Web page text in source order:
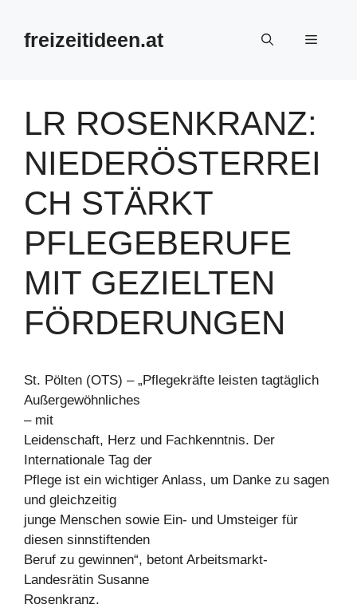
Inhalt
springenfreizeitideen.at Menü
LR ROSENKRANZ:
NIEDERÖSTERREI
CH STÄRKT
PFLEGEBERUFE
MIT GEZIELTEN
FÖRDERUNGEN
St. Pölten (OTS) – „Pflegekräfte leisten tagtäglich
Außergewöhnliches
– mit
Leidenschaft, Herz und Fachkenntnis. Der
Internationale Tag der
Pflege ist ein wichtiger Anlass, um Danke zu sagen
und gleichzeitig
junge Menschen sowie Ein- und Umsteiger für
diesen sinnstiftenden
Beruf zu gewinnen“, betont Arbeitsmarkt-
Landesrätin Susanne
Rosenkranz.